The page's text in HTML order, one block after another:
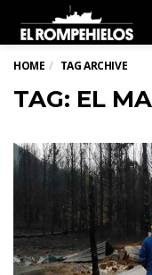
HOME TAG ARCHIVE
TAG: EL